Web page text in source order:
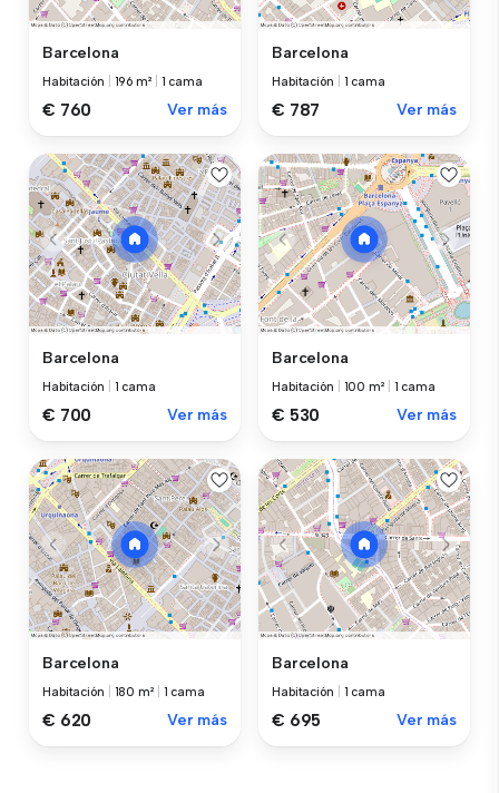
Barcelona
Habitación 196 m² 1 cama
€ 760 Ver más
Barcelona
Habitación 1 cama
€ 787 Ver más
Barcelona
Habitación 1 cama
€ 700 Ver más
Barcelona
Habitación 100 m² 1 cama
€ 530 Ver más
Barcelona
Habitación 180 m² 1 cama
€ 620 Ver más
Barcelona
Habitación 1 cama
€ 695 Ver más